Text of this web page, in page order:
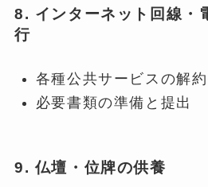
8. インターネット回線・
行
各種公共サービスの解
必要書類の準備と提出
9. 仏壇・位牌の供養